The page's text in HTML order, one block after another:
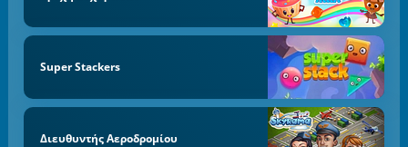
Super Stackers
Διευθυντής Αεροδρομίου